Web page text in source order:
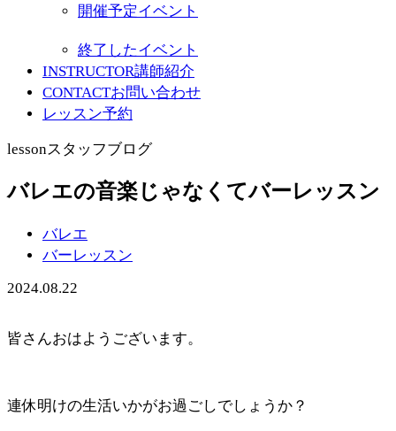
開催予定イベント
終了したイベント
INSTRUCTOR講師紹介
CONTACTお問い合わせ
レッスン予約
lessonスタッフブログ
バレエの音楽じゃなくてバーレッスン
バレエ
バーレッスン
2024.08.22
皆さんおはようございます。
連休明けの生活いかがお過ごしでしょうか？